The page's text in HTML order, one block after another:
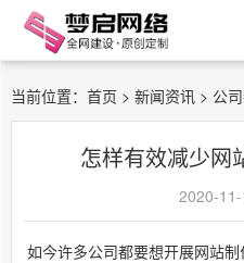
15084717329
当前位置： 首页 > 新闻资讯 > 公
怎样有效减少网
2020-
如今许多公司都要想开展网站制